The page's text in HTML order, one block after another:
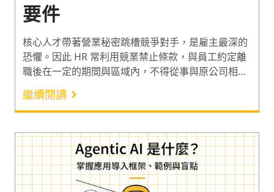
要件
核心人才帶著營業秘密跳槽競爭對手，是雇主最深的
恐懼。因此 HR 常利用競業禁止條款，與員工約定離
職後在一定的期間與區域內，不得從事與原公司相似
的競爭業務。但許多企業卻因為「補償金」或「限制
範圍」沒訂好，被法院宣告無效時才發現條款白簽
了。因此雷皓明律師分享競業禁止條款必備的法定 4
要件與常見地雷，並解析台積電勝訴案例，帶企業主
與 HR 有效利用此條款守好營業秘密！
繼續閱讀